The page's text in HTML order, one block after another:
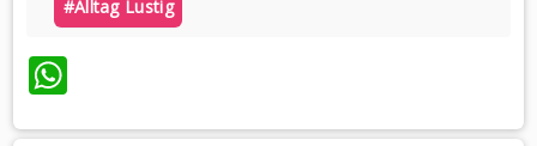
#alltag Lustig
WhatsApp